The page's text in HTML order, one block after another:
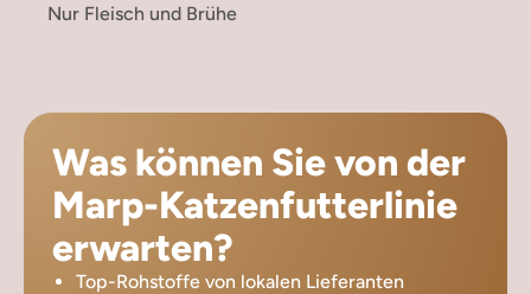
Nur Fleisch und Brühe
Was können Sie von der
Marp-Katzenfutterlinie
erwarten?
Top-Rohstoffe von lokalen Lieferanten